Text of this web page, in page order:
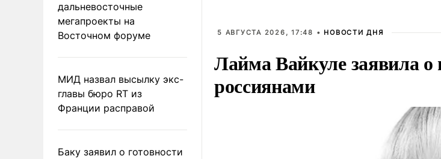
дальневосточные
мегапроекты на
Восточном форуме
МИД назвал высылку экс-
главы бюро RT из
Франции расправой
Баку заявил о готовности
5 АВГУСТА 2026, 17:48 • НОВОСТИ ДНЯ
Лайма Вайкуле заявила о
россиянами